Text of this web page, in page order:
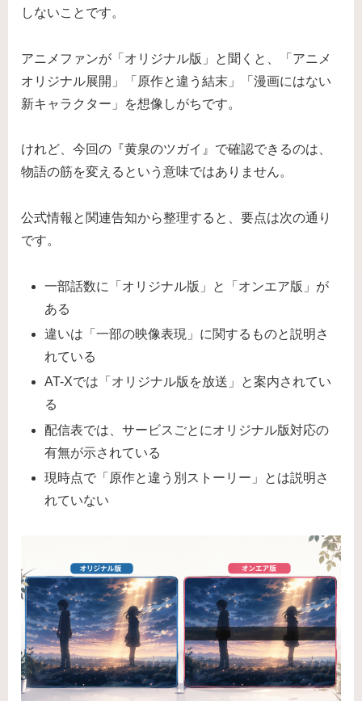
しないことです。
アニメファンが「オリジナル版」と聞くと、「アニメ
オリジナル展開」「原作と違う結末」「漫画にはない
新キャラクター」を想像しがちです。
けれど、今回の『黄泉のツガイ』で確認できるのは、
物語の筋を変えるという意味ではありません。
公式情報と関連告知から整理すると、要点は次の通り
です。
一部話数に「オリジナル版」と「オンエア版」が
ある
違いは「一部の映像表現」に関するものと説明さ
れている
AT-Xでは「オリジナル版を放送」と案内されてい
る
配信表では、サービスごとにオリジナル版対応の
有無が示されている
現時点で「原作と違う別ストーリー」とは説明さ
れていない